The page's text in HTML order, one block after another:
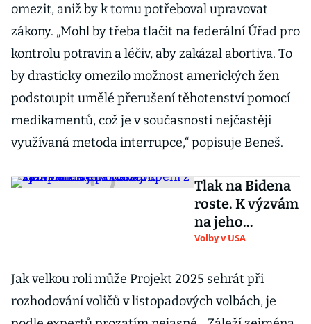
omezit, aniž by k tomu potřeboval upravovat
zákony. „Mohl by třeba tlačit na federální Úřad pro
kontrolu potravin a léčiv, aby zakázal abortiva. To
by drasticky omezilo možnost amerických žen
podstoupit umělé přerušení těhotenství pomocí
medikamentů, což je v současnosti nejčastěji
využívaná metoda interrupce,“ popisuje Beneš.
Tlak na Bidena
roste. K výzvám
na jeho
odstoupení z
přidávají i
sponzoři
Volby v USA
Jak velkou roli může Projekt 2025 sehrát při
rozhodování voličů v listopadových volbách, je